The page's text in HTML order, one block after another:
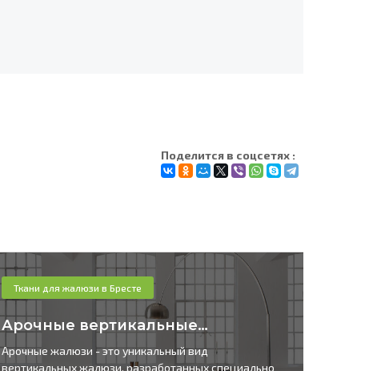
Поделится в соцсетях :
Ткани для жалюзи в Бресте
Арочные вертикальные…
Арочные жалюзи - это уникальный вид
вертикальных жалюзи, разработанных специально